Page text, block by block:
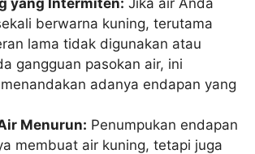
berwarna kuning, terutama
lama tidak digunakan atau
gangguan pasokan air, ini
adanya endapan yang
Menurun: Penumpukan endapan
membuat air kuning, tetapi juga